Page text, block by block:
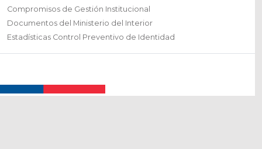
Compromisos de Gestión Institucional
Documentos del Ministerio del Interior
Estadísticas Control Preventivo de Identidad